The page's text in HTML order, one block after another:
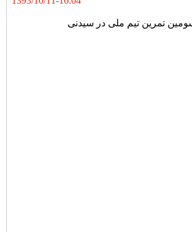
تمرین تیم ملی در سیدنی